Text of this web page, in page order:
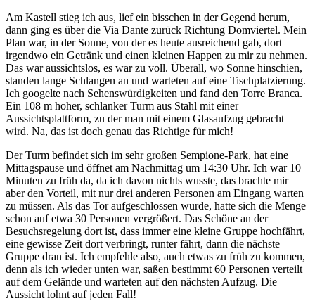
Am Kastell stieg ich aus, lief ein bisschen in der Gegend herum,
dann ging es über die Via Dante zurück Richtung Domviertel. Mein
Plan war, in der Sonne, von der es heute ausreichend gab, dort
irgendwo ein Getränk und einen kleinen Happen zu mir zu nehmen.
Das war aussichtslos, es war zu voll. Überall, wo Sonne hinschien,
standen lange Schlangen an und warteten auf eine Tischplatzierung.
Ich googelte nach Sehenswürdigkeiten und fand den Torre Branca.
Ein 108 m hoher, schlanker Turm aus Stahl mit einer
Aussichtsplattform, zu der man mit einem Glasaufzug gebracht
wird. Na, das ist doch genau das Richtige für mich!
Der Turm befindet sich im sehr großen Sempione-Park, hat eine
Mittagspause und öffnet am Nachmittag um 14:30 Uhr. Ich war 10
Minuten zu früh da, da ich davon nichts wusste, das brachte mir
aber den Vorteil, mit nur drei anderen Personen am Eingang warten
zu müssen. Als das Tor aufgeschlossen wurde, hatte sich die Menge
schon auf etwa 30 Personen vergrößert. Das Schöne an der
Besuchsregelung dort ist, dass immer eine kleine Gruppe hochfährt,
eine gewisse Zeit dort verbringt, runter fährt, dann die nächste
Gruppe dran ist. Ich empfehle also, auch etwas zu früh zu kommen,
denn als ich wieder unten war, saßen bestimmt 60 Personen verteilt
auf dem Gelände und warteten auf den nächsten Aufzug. Die
Aussicht lohnt auf jeden Fall!